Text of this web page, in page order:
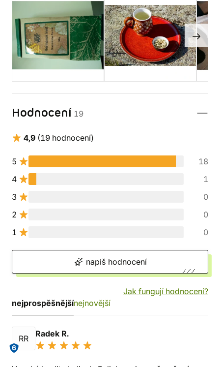
Hodnocení 19
4,9 (19 hodnocení)
5
18
4
1
3
0
2
0
1
0
napiš hodnocení
Jak fungují hodnocení?
nejprospěšnějšínejnovější
RR
6
Radek R.